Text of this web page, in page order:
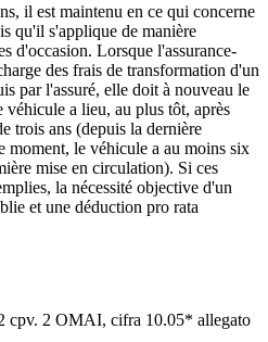
il est maintenu en ce qui concerne
qu'il s'applique de manière
d'occasion. Lorsque l'assurance-
des frais de transformation d'un
par l'assuré, elle doit à nouveau le
véhicule a lieu, au plus tôt, après
trois ans (depuis la dernière
moment, le véhicule a au moins six
mise en circulation). Si ces
la nécessité objective d'un
et une déduction pro rata
cpv. 2 OMAI, cifra 10.05* allegato